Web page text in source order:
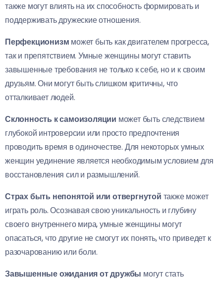
также могут влиять на их способность формировать и
поддерживать дружеские отношения.
Перфекционизм может быть как двигателем прогресса,
так и препятствием. Умные женщины могут ставить
завышенные требования не только к себе, но и к своим
друзьям. Они могут быть слишком критичны, что
отталкивает людей.
Склонность к самоизоляции может быть следствием
глубокой интроверсии или просто предпочтения
проводить время в одиночестве. Для некоторых умных
женщин уединение является необходимым условием для
восстановления сил и размышлений.
Страх быть непонятой или отвергнутой также может
играть роль. Осознавая свою уникальность и глубину
своего внутреннего мира, умные женщины могут
опасаться, что другие не смогут их понять, что приведет к
разочарованию или боли.
Завышенные ожидания от дружбы могут стать